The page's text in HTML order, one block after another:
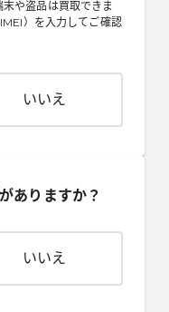
や盗品は買取できま
）を入力してご確認
いいえ
ありますか？
いいえ